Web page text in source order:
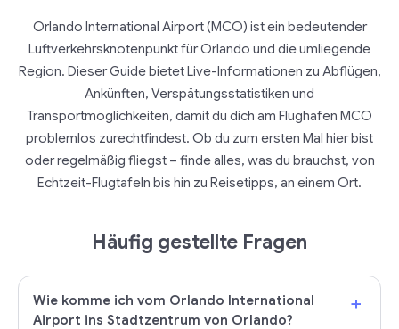
Orlando International Airport (MCO) ist ein bedeutender
Luftverkehrsknotenpunkt für Orlando und die umliegende
Region. Dieser Guide bietet Live-Informationen zu Abflügen,
Ankünften, Verspätungsstatistiken und
Transportmöglichkeiten, damit du dich am Flughafen MCO
problemlos zurechtfindest. Ob du zum ersten Mal hier bist
oder regelmäßig fliegst – finde alles, was du brauchst, von
Echtzeit-Flugtafeln bis hin zu Reisetipps, an einem Ort.
Häufig gestellte Fragen
Wie komme ich vom Orlando International
Airport ins Stadtzentrum von Orlando?
+